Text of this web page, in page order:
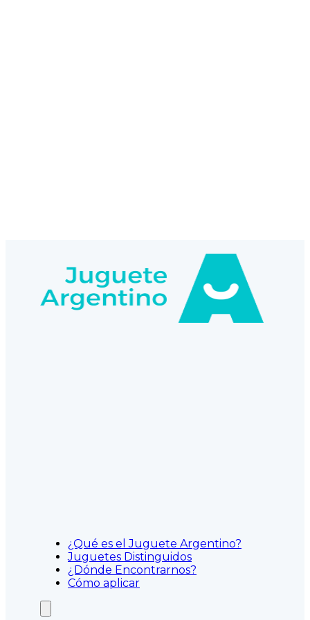
¿Qué es el Juguete Argentino?
Juguetes Distinguidos
¿Dónde Encontrarnos?
Cómo aplicar